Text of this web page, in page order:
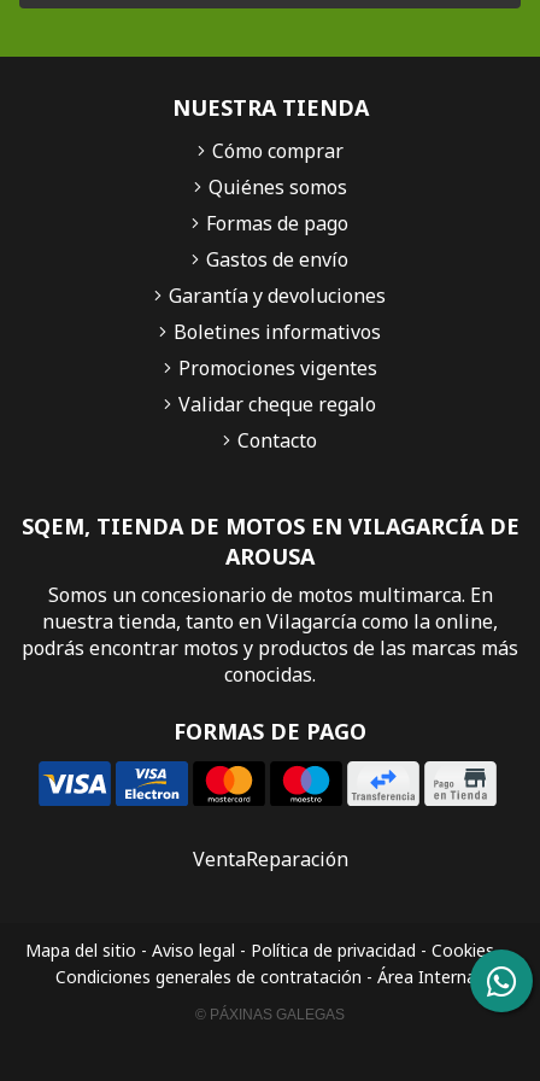
SQEM, TIENDA DE MOTOS EN VILAGARCÍA DE
AROUSA
Somos un concesionario de motos multimarca. En
nuestra tienda, tanto en Vilagarcía como la online,
podrás encontrar motos y productos de las marcas más
conocidas.
FORMAS DE PAGO
NUESTRA TIENDA
Cómo comprar
Quiénes somos
Formas de pago
Gastos de envío
Garantía y devoluciones
Boletines informativos
Promociones vigentes
Validar cheque regalo
Contacto
VentaReparación
Mapa del sitio - Aviso legal - Política de privacidad - Cookies-
Condiciones generales de contratación - Área Interna
© PÁXINAS GALEGAS